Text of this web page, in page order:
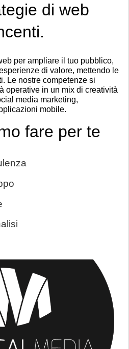
di web
per ampliare il tuo pubblico,
di valore, mettendo le
Le nostre competenze si
àoperative in un mix di creatività
media marketing,
mobile.
fare per te